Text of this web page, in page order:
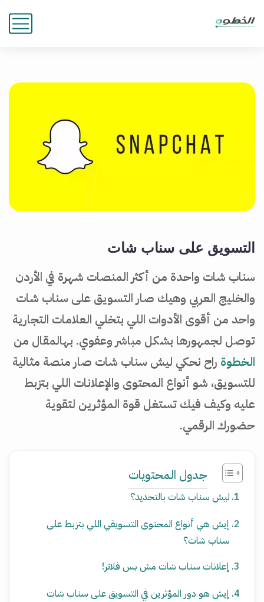
التسويق على سناب شات
سناب شات واحدة من أكثر المنصات شهرة في الأردن
والخليج العربي وهيك صار التسويق على سناب شات
واحد من أقوى الأدوات اللي بتخلي العلامات التجارية
توصل لجمهورها بشكل مباشر وعفوي. بهالمقال من
الخطوة راح نحكي ليش سناب شات صار منصة مثالية
للتسويق، شو أنواع المحتوى والإعلانات اللي بتزبط
عليه وكيف فيك تستغل قوة المؤثرين لتقوية
حضورك الرقمي.
جدول المحتويات
ليش سناب شات بالتحديد؟
إيش هي أنواع المحتوى التسويقي اللي بتزبط على
سناب شات؟
إعلانات سناب شات مش بس فلاتر!
إيش هو دور المؤثرين في التسويق على سناب شات